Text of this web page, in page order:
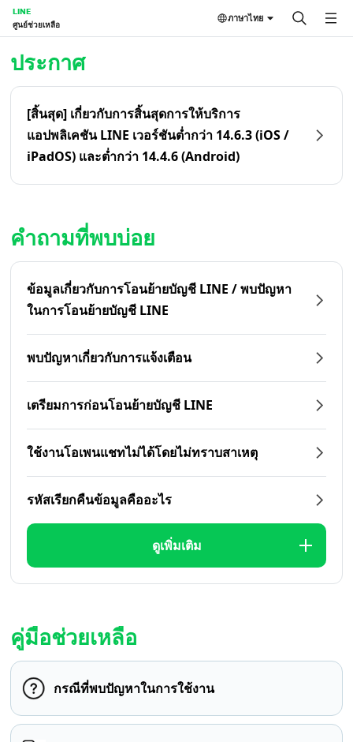
LINE
ศูนย์ช่วยเหลือ
ภาษาไทย
ประกาศ
[สิ้นสุด] เกี่ยวกับการสิ้นสุดการให้บริการ
แอปพลิเคชัน LINE เวอร์ชันต่ำกว่า 14.6.3 (iOS /
iPadOS) และต่ำกว่า 14.4.6 (Android)
คำถามที่พบบ่อย
ข้อมูลเกี่ยวกับการโอนย้ายบัญชี LINE / พบปัญหา
ในการโอนย้ายบัญชี LINE
พบปัญหาเกี่ยวกับการแจ้งเตือน
เตรียมการก่อนโอนย้ายบัญชี LINE
ใช้งานโอเพนแชทไม่ได้โดยไม่ทราบสาเหตุ
รหัสเรียกคืนข้อมูลคืออะไร
ดูเพิ่มเติม
คู่มือช่วยเหลือ
กรณีที่พบปัญหาในการใช้งาน